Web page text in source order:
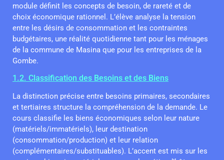
module définit les concepts de besoin, de rareté et de
choix économique rationnel. L’élève analyse la tension
entre les désirs de consommation et les contraintes
budgétaires, une réalité quotidienne tant pour les ménages
de la commune de Masina que pour les entreprises de la
Gombe.
1.2. Classification des Besoins et des Biens
La distinction précise entre besoins primaires, secondaires
et tertiaires structure la compréhension de la demande. Le
cours classifie les biens économiques selon leur nature
(matériels/immatériels), leur destination
(consommation/production) et leur relation
(complémentaires/substituables). L’accent est mis sur les